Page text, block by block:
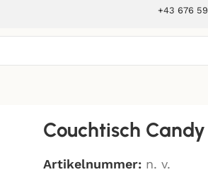
+43 676
Couchtisch Candy
Artikelnummer: n. v.